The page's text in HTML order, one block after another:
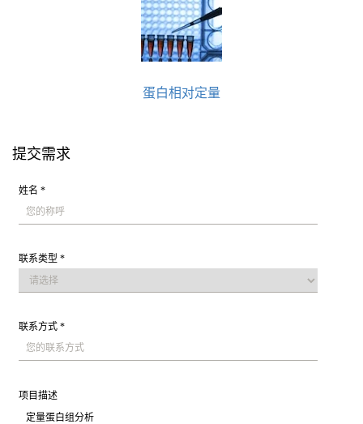
蛋白相对定量
提交需求
姓名 *
联系类型 *
联系方式 *
项目描述